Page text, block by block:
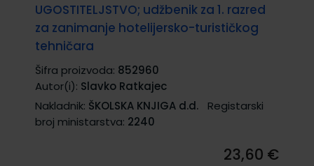
UGOSTITELJSTVO; udžbenik za 1. razred
za zanimanje hotelijersko-turističkog
tehničara
Šifra proizvoda: 852960
Autor(i): Slavko Ratkajec
Nakladnik: ŠKOLSKA KNJIGA d.d.
Registarski
broj ministarstva: 2240
23,60 €